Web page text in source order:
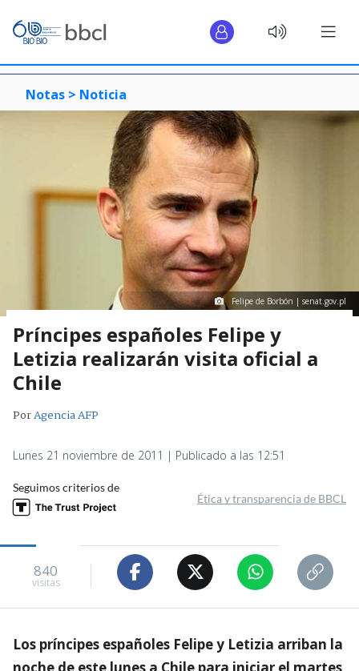
Notas > Noticia
Felipe de Borbón | senat.gov.pl
Príncipes españoles Felipe y
Letizia realizarán visita oficial a
Chile
PorAgencia AFP
Lunes 21 noviembre de 2011 | Publicado a las 12:51
Seguimos criterios de
Ética y transparencia de BBCL
840
visitas
Los príncipes españoles Felipe y Letizia arriban la
noche de este lunes a Chile para iniciar el martes